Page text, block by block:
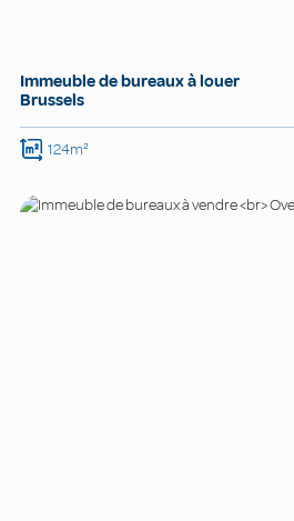
Immeuble de bureaux à louer
Brussels
124m²